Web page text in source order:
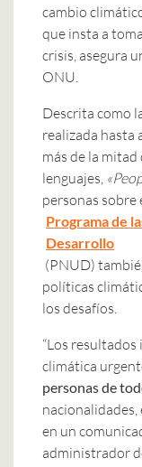
cambio
que insta a
crisis, asegura
ONU.
Descrita como
realizada hasta
más de la
lenguajes,
personas sobre
Programa de
Desarrollo
(PNUD)
políticas
los desafíos.
“Los
climática
personas de
nacionalidades,
en un
administrador